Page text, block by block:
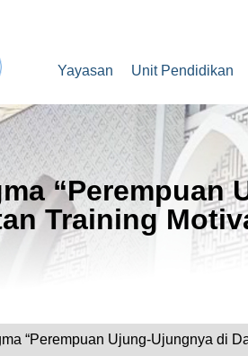
Yayasan Unit Pendidikan
“Perempuan
Training
“Perempuan Ujung-Ujungnya di